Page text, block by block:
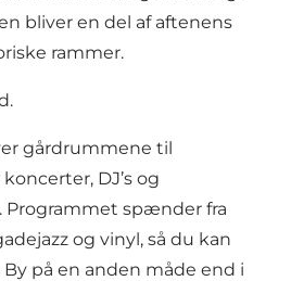
bliver en del af aftenens
rammer.
.
gårdrummene til
DJ’s og
spænder fra
og vinyl, så du kan
på en anden måde end i